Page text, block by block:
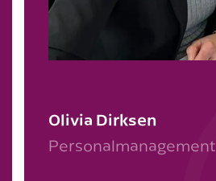
Olivia Dirksen
Personalmanagement